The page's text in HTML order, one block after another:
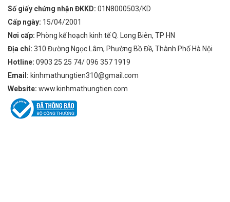
Số giấy chứng nhận ĐKKD: 01N8000503/KD
Cấp ngày: 15/04/2001
Nơi cấp: Phòng kế hoạch kinh tế Q. Long Biên, TP HN
Địa chỉ: 310 Đường Ngọc Lâm, Phường Bồ Đề, Thành Phố Hà Nội
Hotline: 0903 25 25 74/ 096 357 1919
Email: kinhmathungtien310@gmail.com
Website: www.kinhmathungtien.com